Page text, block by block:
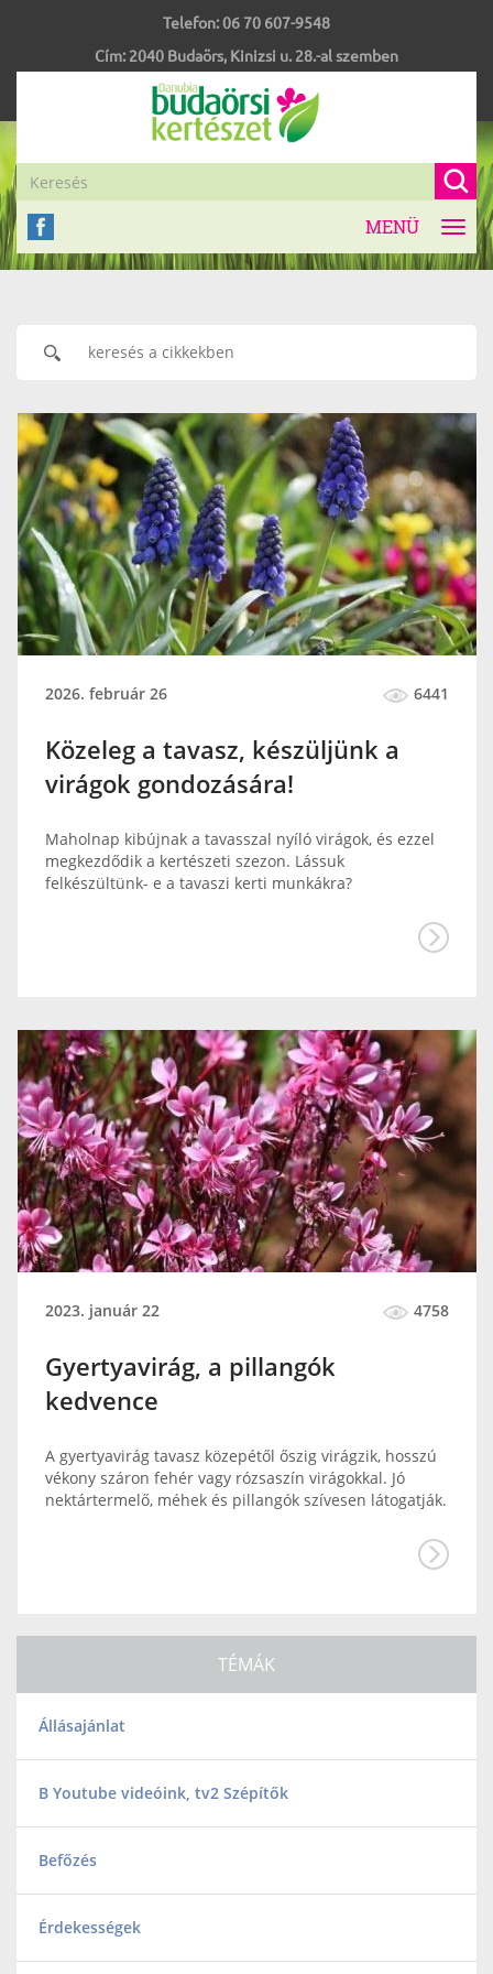
Telefon:06 70 607-9548
Cím: 2040 Budaörs, Kinizsi u. 28.-al szemben
MENÜ
2026. február 26 6441
Közeleg a tavasz, készüljünk a
virágok gondozására!
Maholnap kibújnak a tavasszal nyíló virágok, és ezzel
megkezdődik a kertészeti szezon. Lássuk
felkészültünk- e a tavaszi kerti munkákra?
2023. január 22 4758
Gyertyavirág, a pillangók
kedvence
A gyertyavirág tavasz közepétől őszig virágzik, hosszú
vékony száron fehér vagy rózsaszín virágokkal. Jó
nektártermelő, méhek és pillangók szívesen látogatják.
TÉMÁK
Állásajánlat
B Youtube videóink, tv2 Szépítők
Befőzés
Érdekességek